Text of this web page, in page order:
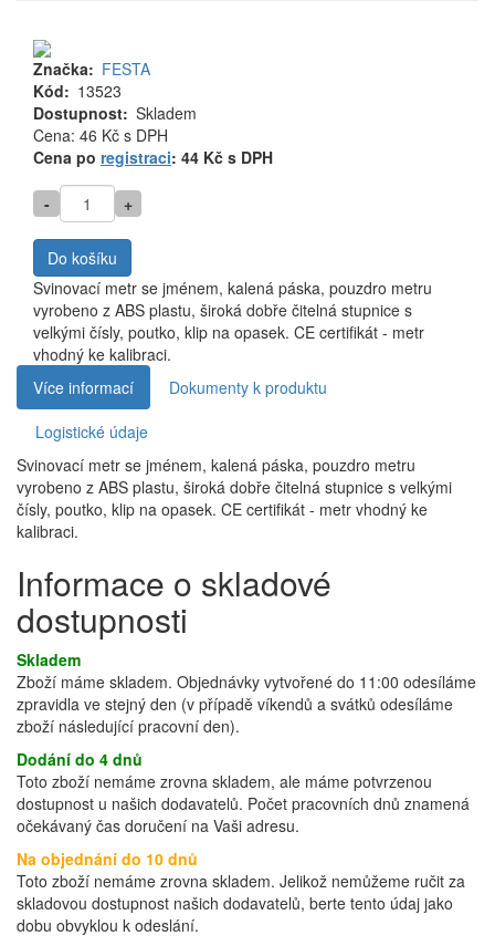
Značka
FESTA
Kód
13523
Dostupnost Skladem
Cena
MJ
Cena: 46 Kč s DPH
Cena po registraci: 44 Kč s DPH
- +
Do košíku
Svinovací metr se jménem, kalená páska, pouzdro metru
vyrobeno z ABS plastu, široká dobře čitelná stupnice s
velkými čísly, poutko, klip na opasek. CE certifikát - metr
vhodný ke kalibraci.
Více informací
Dokumenty k produktu
Logistické údaje
Svinovací metr se jménem, kalená páska, pouzdro metru
vyrobeno z ABS plastu, široká dobře čitelná stupnice s velkými
čísly, poutko, klip na opasek. CE certifikát - metr vhodný ke
kalibraci.
Informace o skladové
dostupnosti
Skladem
Zboží máme skladem. Objednávky vytvořené do 11:00 odesíláme
zpravidla ve stejný den (v případě víkendů a svátků odesíláme
zboží následující pracovní den).
Dodání do 4 dnů
Toto zboží nemáme zrovna skladem, ale máme potvrzenou
dostupnost u našich dodavatelů. Počet pracovních dnů znamená
očekávaný čas doručení na Vaši adresu.
Na objednání do 10 dnů
Toto zboží nemáme zrovna skladem. Jelikož nemůžeme ručit za
skladovou dostupnost našich dodavatelů, berte tento údaj jako
dobu obvyklou k odeslání.